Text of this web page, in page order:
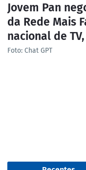
Jovem Pan
da Rede Mais
nacional de
Foto: Chat GPT